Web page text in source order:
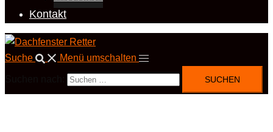
Kontakt
Suche Menü umschalten